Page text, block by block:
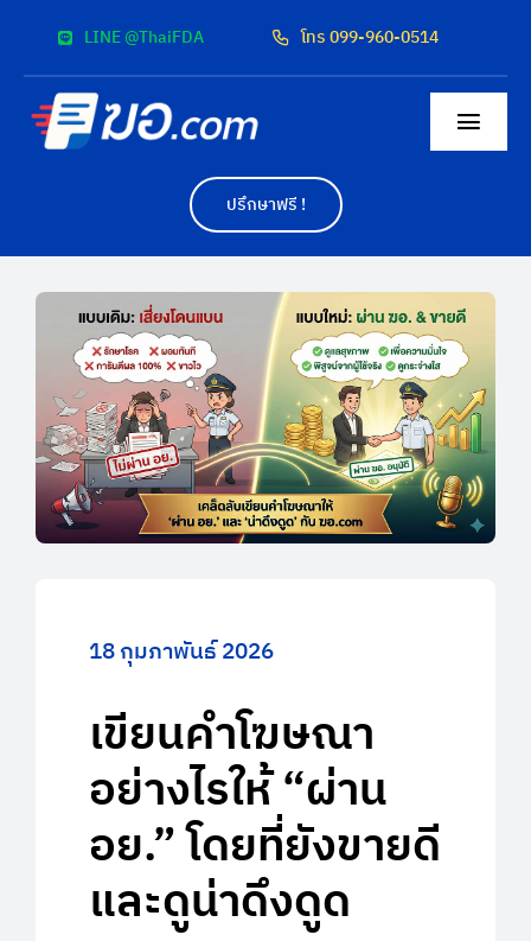
content
LINE @ThaiFDA โทร 099-960-0514
สื่อโฆษณา
ผลงาน
ค่าบริการ
ติดต่อเรา
ปรึกษาฟรี !
18 กุมภาพันธ์ 2026
เขียนคำโฆษณา
อย่างไรให้ “ผ่าน
อย.” โดยที่ยังขายดี
และดูน่าดึงดูด